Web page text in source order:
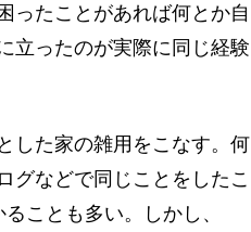
ったことがあれば何とか自
立ったのが実際に同じ経験
した家の雑用をこなす。何
グなどで同じことをしたこ
ことも多い。しかし、